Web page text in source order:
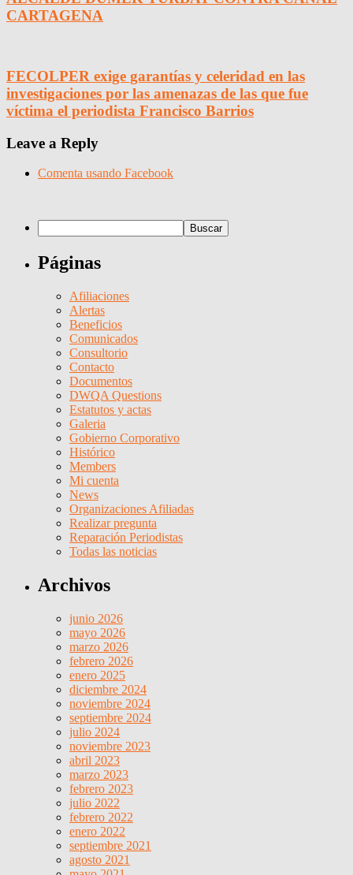
CARTAGENA
FECOLPER exige garantías y celeridad en las
investigaciones por las amenazas de las que fue
víctima el periodista Francisco Barrios
Leave a Reply
Comenta usando Facebook
Páginas
Afiliaciones
Alertas
Beneficios
Comunicados
Consultorio
Contacto
Documentos
DWQA Questions
Estatutos y actas
Galeria
Gobierno Corporativo
Histórico
Members
Mi cuenta
News
Organizaciones Afiliadas
Realizar pregunta
Reparación Periodistas
Todas las noticias
Archivos
junio 2026
mayo 2026
marzo 2026
febrero 2026
enero 2025
diciembre 2024
noviembre 2024
septiembre 2024
julio 2024
noviembre 2023
abril 2023
marzo 2023
febrero 2023
julio 2022
febrero 2022
enero 2022
septiembre 2021
agosto 2021